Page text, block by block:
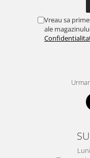
Vreau sa
ale